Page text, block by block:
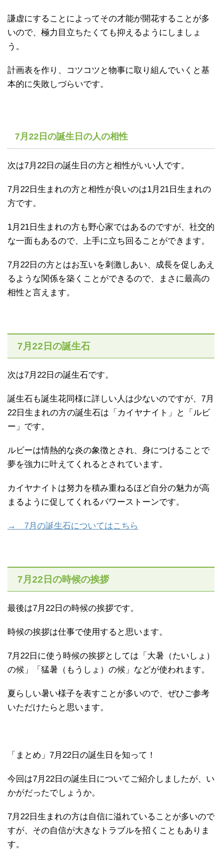
謙虚にすることによってその才能が開花することが多
いので、極力目立ちたくても抑えるようにしましょ
う。
計画表を作り、コツコツと物事に取り組んでいくと基
本的に失敗しづらいです。
7月22日の誕生日の人の相性
次は7月22日の誕生日の方と相性がいい人です。
7月22日生まれの方と相性が良いのは1月21日生まれの
方です。
1月21日生まれの方も野心家ではあるのですが、社交的
な一面もあるので、上手に立ち回ることができます。
7月22日の方とはお互いを刺激しあい、成長を促しあえ
るような関係を築くことができるので、まさに最高の
相性と言えます。
7月22日の誕生石
次は7月22日の誕生石です。
誕生石も誕生花同様に詳しい人は少ないのですが、7月
22日生まれの方の誕生石は「カイヤナイト」と「ルビ
ー」です。
ルビーは情熱的な炎の象徴とされ、身につけることで
夢を強力に叶えてくれるとされています。
カイヤナイトは努力を積み重ねるほど自分の魅力が高
まるように促してくれるパワーストーンです。
→ 7月の誕生石についてはこちら
7月22日の時候の挨拶
最後は7月22日の時候の挨拶です。
時候の挨拶は仕事で使用すると思います。
7月22日に使う時候の挨拶としては「大暑（たいしょ）
の候」「猛暑（もうしょ）の候」などが使われます。
夏らしい暑い様子を表すことが多いので、ぜひご参考
いただけたらと思います。
「まとめ」7月22日の誕生日を知って！
今回は7月22日の誕生日についてご紹介しましたが、い
かがだったでしょうか。
7月22日生まれの方は自信に溢れていることが多いので
すが、その自信が大きなトラブルを招くこともありま
す。